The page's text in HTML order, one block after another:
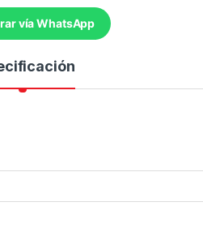
vía WhatsApp